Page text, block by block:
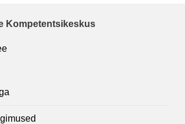
Kompetentsikeskus